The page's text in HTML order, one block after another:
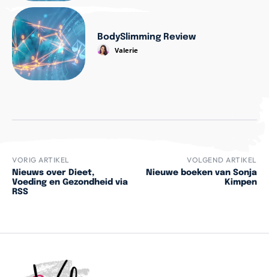
BodySlimming Review
Valerie
VORIG ARTIKEL
Nieuws over Dieet,
Voeding en Gezondheid via
RSS
VOLGEND ARTIKEL
Nieuwe boeken van Sonja
Kimpen